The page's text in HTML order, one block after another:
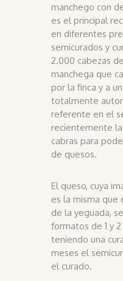
manchego con
es el principal
en diferentes
semicurados y
2.000 cabezas
manchega que
por la finca y a
totalmente
referente en el
recientemente
cabras para
de quesos.
El queso, cuya
es la misma que
de la yeguada,
formatos de 1 y
teniendo una
meses el
el curado.